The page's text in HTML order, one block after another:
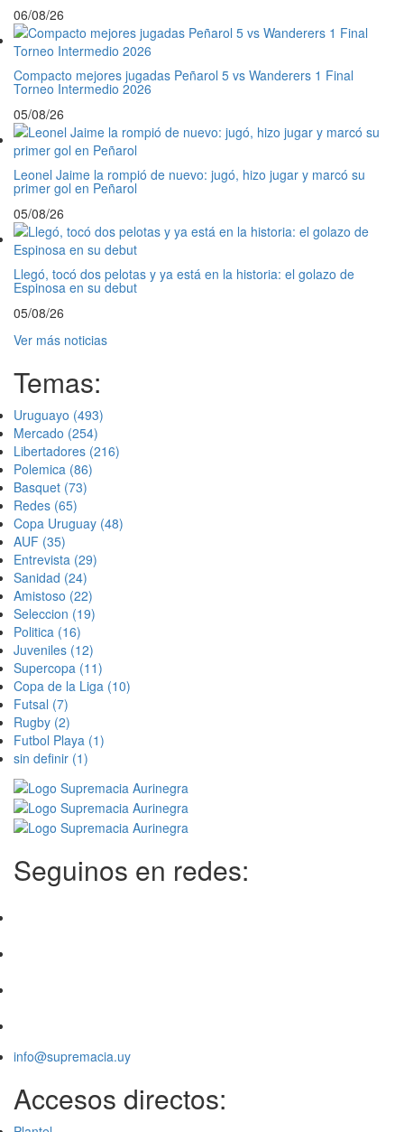
06/08/26
Compacto mejores jugadas Peñarol 5 vs Wanderers 1 Final
Torneo Intermedio 2026
05/08/26
Leonel Jaime la rompió de nuevo: jugó, hizo jugar y marcó su
primer gol en Peñarol
05/08/26
Llegó, tocó dos pelotas y ya está en la historia: el golazo de
Espinosa en su debut
05/08/26
Ver más noticias
Temas:
Uruguayo (493)
Mercado (254)
Libertadores (216)
Polemica (86)
Basquet (73)
Redes (65)
Copa Uruguay (48)
AUF (35)
Entrevista (29)
Sanidad (24)
Amistoso (22)
Seleccion (19)
Politica (16)
Juveniles (12)
Supercopa (11)
Copa de la Liga (10)
Futsal (7)
Rugby (2)
Futbol Playa (1)
sin definir (1)
Seguinos en redes:
info@supremacia.uy
Accesos directos: